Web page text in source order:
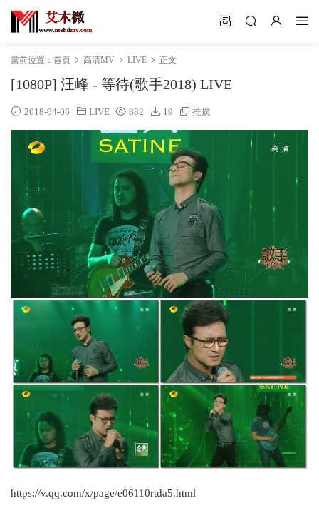
當前位置： 首頁 高清MV LIVE 正文
[1080P] 汪峰 - 等待(歌手2018) LIVE
2018-04-06 LIVE 882 19 推廣
https://v.qq.com/x/page/e06110rtda5.html